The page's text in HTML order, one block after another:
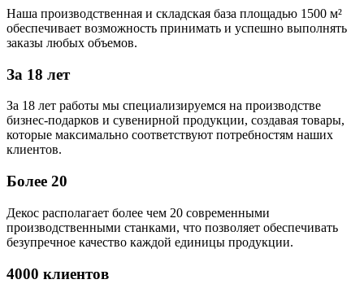
Наша производственная и складская база площадью 1500 м²
обеспечивает возможность принимать и успешно выполнять
заказы любых объемов.
За 18 лет
За 18 лет работы мы специализируемся на производстве
бизнес-подарков и сувенирной продукции, создавая товары,
которые максимально соответствуют потребностям наших
клиентов.
Более 20
Декос располагает более чем 20 современными
производственными станками, что позволяет обеспечивать
безупречное качество каждой единицы продукции.
4000 клиентов